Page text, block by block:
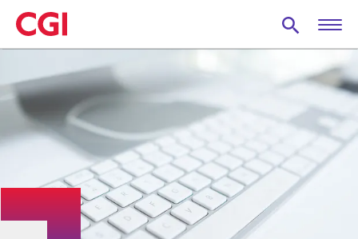
Skip
to
main